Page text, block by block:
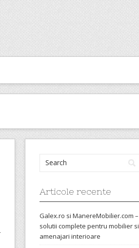
Articole recente
Galex.ro si ManereMobilier.com –
solutii complete pentru mobilier si
amenajari interioare